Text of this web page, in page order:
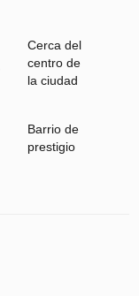
Cerca del
centro de
la ciudad
Barrio de
prestigio